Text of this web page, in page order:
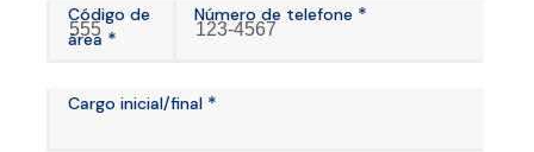
Código de
área *
Número de telefone *
Cargo inicial/final *